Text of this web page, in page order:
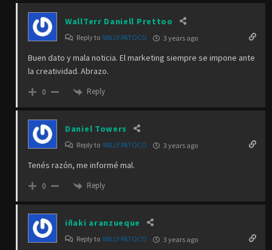
WallTerr Daniell Prettoo
Reply to WILLY PATOCO 3 years ago
Buen dato y mala noticia. El marketing siempre se impone ante
la creatividad. Abrazo.
0 Reply
Daniel Towers
Reply to WILLY PATOCO 3 years ago
Tenés razón, me informé mal.
0 Reply
iñaki aranzueque
Reply to WILLY PATOCO 3 years ago